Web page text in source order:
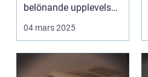
belönande upplevelse.
Det handlar...
04 mars 2025